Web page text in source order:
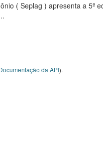
( Seplag ) apresenta a 5ª
da API).